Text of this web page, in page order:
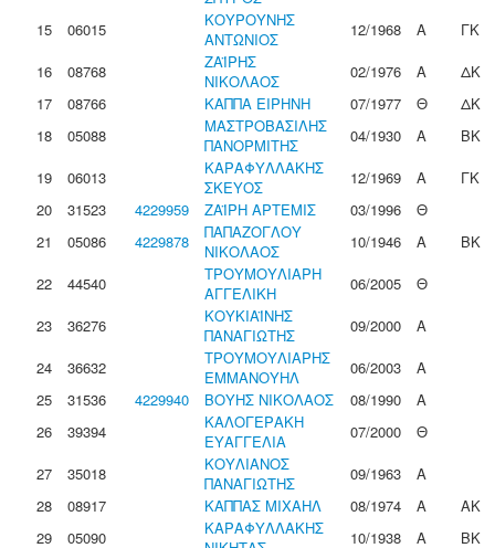
15
06015
ΚΟΥΡΟΥΝΗΣ
ΑΝΤΩΝΙΟΣ
12/1968 Α
ΓΚ
16
08768
ΖΑΪΡΗΣ
ΝΙΚΟΛΑΟΣ
02/1976 Α
ΔΚ
17
08766 ΚΑΠΠΑ ΕΙΡΗΝΗ 07/1977 Θ
ΔΚ
18
05088
ΜΑΣΤΡΟΒΑΣΙΛΗΣ
ΠΑΝΟΡΜΙΤΗΣ
04/1930 Α
ΒΚ
19
06013
ΚΑΡΑΦΥΛΛΑΚΗΣ
ΣΚΕΥΟΣ
12/1969 Α
ΓΚ
20
31523 4229959 ΖΑΪΡΗ ΑΡΤΕΜΙΣ 03/1996
Θ
21
05086 4229878
ΠΑΠΑΖΟΓΛΟΥ
ΝΙΚΟΛΑΟΣ
10/1946 Α
ΒΚ
22
44540
ΤΡΟΥΜΟΥΛΙΑΡΗ
ΑΓΓΕΛΙΚΗ
06/2005
Θ
23
36276
ΚΟΥΚΙΑΪΝΗΣ
ΠΑΝΑΓΙΩΤΗΣ
09/2000
Α
24
36632
ΤΡΟΥΜΟΥΛΙΑΡΗΣ
ΕΜΜΑΝΟΥΗΛ
06/2003
Α
25
31536 4229940 ΒΟΥΗΣ ΝΙΚΟΛΑΟΣ 08/1990
Α
26
39394
ΚΑΛΟΓΕΡΑΚΗ
ΕΥΑΓΓΕΛΙΑ
07/2000
Θ
27
35018
ΚΟΥΛΙΑΝΟΣ
ΠΑΝΑΓΙΩΤΗΣ
09/1963
Α
28
08917 ΚΑΠΠΑΣ ΜΙΧΑΗΛ 08/1974 Α
ΑΚ
29
05090
ΚΑΡΑΦΥΛΛΑΚΗΣ
10/1938 Α
ΒΚ